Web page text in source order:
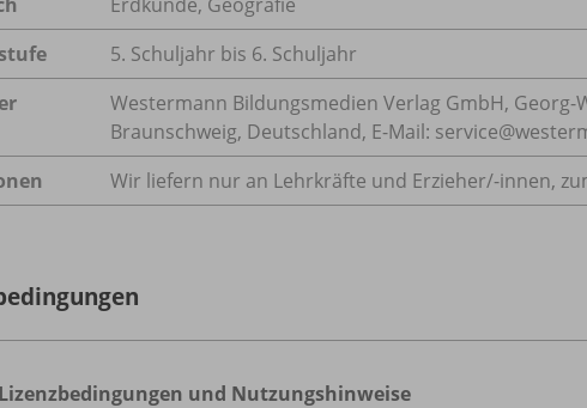
5. Schuljahr bis 6. Schuljahr
Westermann Bildungsmedien Verlag GmbH, Georg-
Braunschweig, Deutschland, E-Mail:
Wir liefern nur an Lehrkräfte und Erzieher/-innen,
und Nutzungshinweise